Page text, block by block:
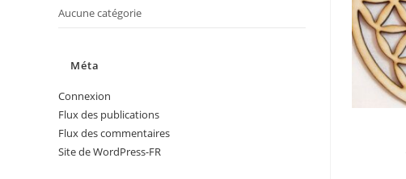
Aucune catégorie
Méta
Connexion
Flux des publications
Flux des commentaires
Site de WordPress-FR